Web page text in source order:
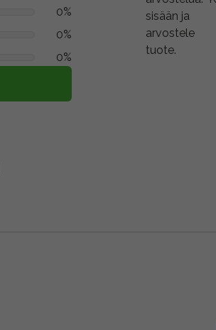
0%
0%
0%
sisään ja
arvostele
tuote.